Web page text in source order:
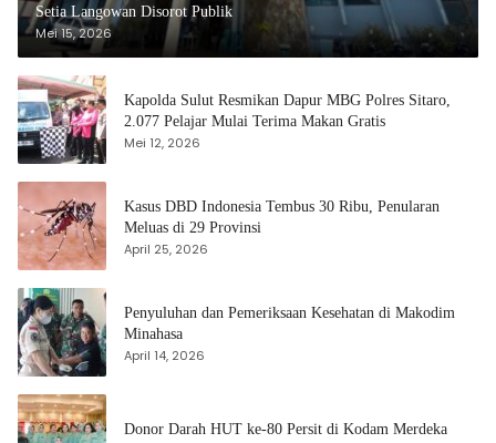
Setia Langowan Disorot Publik
Mei 15, 2026
Kapolda Sulut Resmikan Dapur MBG Polres Sitaro,
2.077 Pelajar Mulai Terima Makan Gratis
Mei 12, 2026
Kasus DBD Indonesia Tembus 30 Ribu, Penularan
Meluas di 29 Provinsi
April 25, 2026
Penyuluhan dan Pemeriksaan Kesehatan di Makodim
Minahasa
April 14, 2026
Donor Darah HUT ke-80 Persit di Kodam Merdeka